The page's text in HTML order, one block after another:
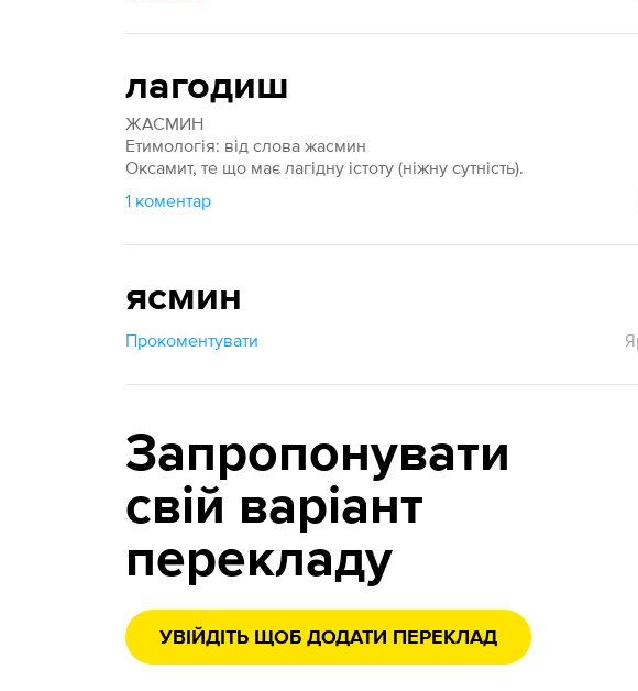
лагодиш
ЖАСМИН
Етимологія: від слова жасмин
Оксамит, те що має лагідну істоту (ніжну сутність).
1 коментар
ясмин
Прокоментувати
Запропонувати
свій варіант
перекладу
УВІЙДІТЬ ЩОБ ДОДАТИ ПЕРЕКЛАД